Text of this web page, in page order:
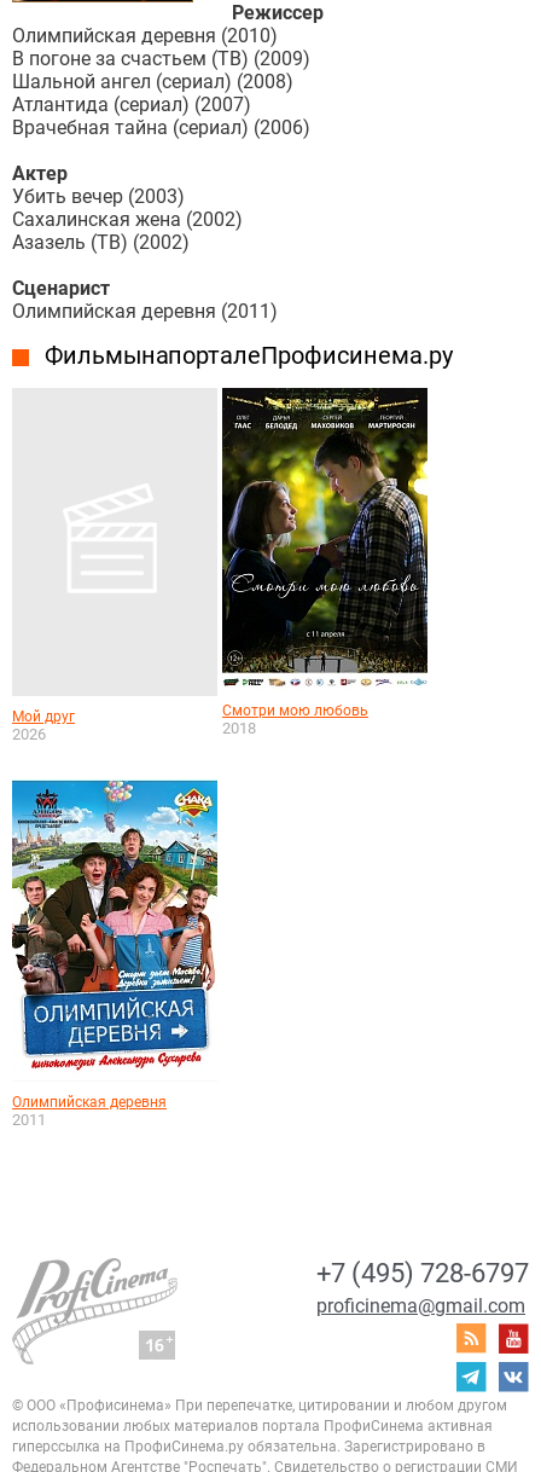
Режиcсер
Олимпийская деревня (2010)
В погоне за счастьем (ТВ) (2009)
Шальной ангел (сериал) (2008)
Атлантида (сериал) (2007)
Врачебная тайна (сериал) (2006)
Актер
Убить вечер (2003)
Сахалинская жена (2002)
Азазель (ТВ) (2002)
Сценарист
Олимпийская деревня (2011)
Фильмы на портале Профисинема.ру
Мой друг
2026
Смотри мою любовь
2018
Олимпийская деревня
2011
+7 (495) 728-6797
proficinema@gmail.com
© ООО «Профисинема» При перепечатке, цитировании и любом другом
использовании любых материалов портала ПрофиСинема активная
гиперссылка на ПрофиСинема.ру обязательна. Зарегистрировано в
Федеральном Агентстве "Роспечать". Свидетельство о регистрации СМИ